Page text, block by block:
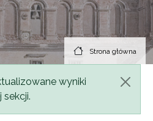
Strona główna
wyniki